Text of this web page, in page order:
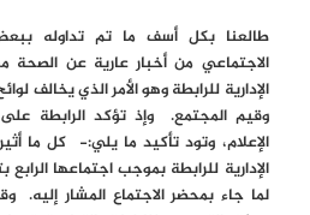
طالعنا بكل أسف ما تم تداوله
الاجتماعي من أخبار عارية عن الصحة
الإدارية للرابطة وهو الأمر الذي يخالف
وقيم المجتمع. وإذ تؤكد الرابطة على
الإعلام، وتود تأكيد ما يلي:- كل ما
لما جاء بمحضر الاجتماع المشار إليه.